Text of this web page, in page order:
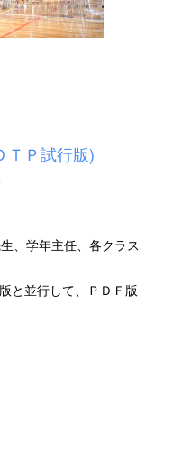
Ｐ試行版)
、学年主任、各クラス
と並行して、ＰＤＦ版